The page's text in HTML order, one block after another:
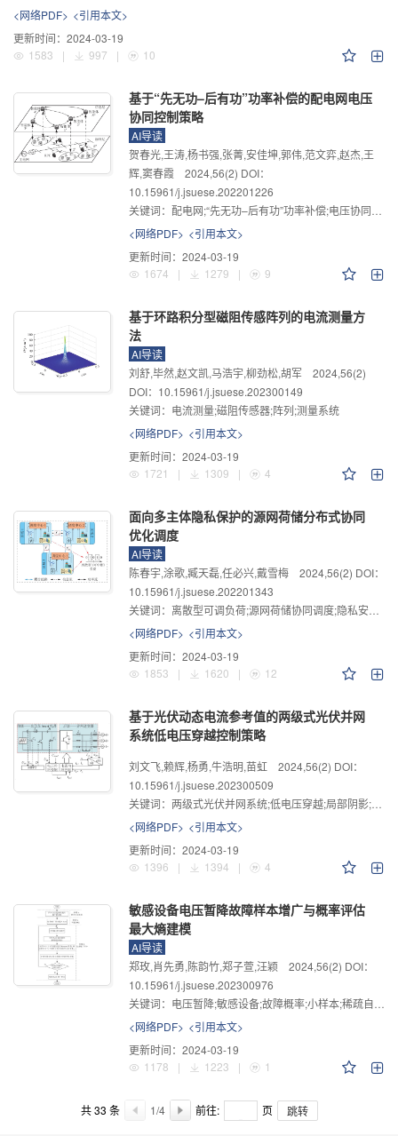
<网络PDF> <引用本文>
更新时间： 2024-03-19
1583
| 997 | 10
基于“先无功–后有功”功率补偿的配电网电压
协同控制策略
AI导读
贺春光,王涛,杨书强,张菁,安佳坤,郭伟,范文弈,赵杰,王
辉,窦春霞
2024,56(2) DOI：
10.15961/j.jsuese.202201226
关键词： 配电网;“先无功–后有功”功率补偿;电压协同控制;源–荷–储协调控制
<网络PDF> <引用本文>
更新时间： 2024-03-19
1674
| 1279 | 9
基于环路积分型磁阻传感阵列的电流测量方
法
AI导读
刘舒,毕然,赵文凯,马浩宇,柳劲松,胡军
2024,56(2)
DOI：10.15961/j.jsuese.202300149
关键词： 电流测量;磁阻传感器;阵列;测量系统
<网络PDF> <引用本文>
更新时间： 2024-03-19
1721
| 1309 | 4
面向多主体隐私保护的源网荷储分布式协同
优化调度
AI导读
陈春宇,涂歌,臧天磊,任必兴,戴雪梅
2024,56(2) DOI：
10.15961/j.jsuese.202201343
关键词： 离散型可调负荷;源网荷储协同调度;隐私安全;分布式优化
<网络PDF> <引用本文>
更新时间： 2024-03-19
1853
| 1620 | 12
基于光伏动态电流参考值的两级式光伏并网
系统低电压穿越控制策略
刘文飞,赖辉,杨勇,牛浩明,苗虹 2024,56(2) DOI：
10.15961/j.jsuese.202300509
关键词： 两级式光伏并网系统;低电压穿越;局部阴影;动态电流参考值
<网络PDF> <引用本文>
更新时间： 2024-03-19
1396
| 1394 | 4
敏感设备电压暂降故障样本增广与概率评估
最大熵建模
AI导读
郑玫,肖先勇,陈韵竹,郑子萱,汪颖
2024,56(2) DOI：
10.15961/j.jsuese.202300976
关键词： 电压暂降;敏感设备;故障概率;小样本;稀疏自编码;最大熵建模
<网络PDF> <引用本文>
更新时间： 2024-03-19
1178
| 1223 | 1
共33 条 1/4 前往: 页 跳转